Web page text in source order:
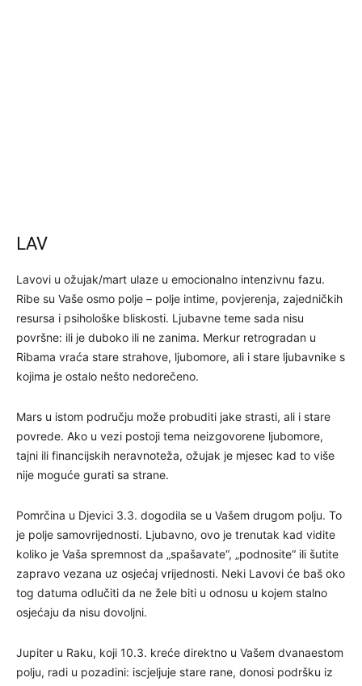
LAV
Lavovi u ožujak/mart ulaze u emocionalno intenzivnu fazu.
Ribe su Vaše osmo polje – polje intime, povjerenja, zajedničkih
resursa i psihološke bliskosti. Ljubavne teme sada nisu
površne: ili je duboko ili ne zanima. Merkur retrogradan u
Ribama vraća stare strahove, ljubomore, ali i stare ljubavnike s
kojima je ostalo nešto nedorečeno.
Mars u istom području može probuditi jake strasti, ali i stare
povrede. Ako u vezi postoji tema neizgovorene ljubomore,
tajni ili financijskih neravnoteža, ožujak je mjesec kad to više
nije moguće gurati sa strane.
Pomrčina u Djevici 3.3. dogodila se u Vašem drugom polju. To
je polje samovrijednosti. Ljubavno, ovo je trenutak kad vidite
koliko je Vaša spremnost da „spašavate“, „podnosite“ ili šutite
zapravo vezana uz osjećaj vrijednosti. Neki Lavovi će baš oko
tog datuma odlučiti da ne žele biti u odnosu u kojem stalno
osjećaju da nisu dovoljni.
Jupiter u Raku, koji 10.3. kreće direktno u Vašem dvanaestom
polju, radi u pozadini: iscjeljuje stare rane, donosi podršku iz